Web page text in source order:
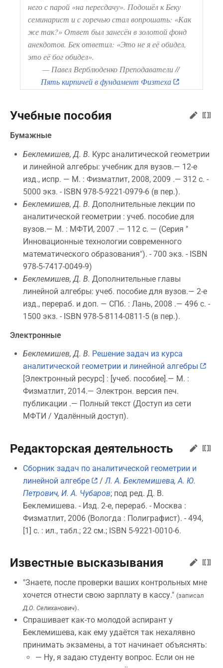
него с парой «на пересдачу». Подошёл к Беку
семинарист и с горечью стал вопрошать: «Как
же так?» Ответ был занесён в золотой фонд
анекдотов. Бек ответил: «Это не я её обидел,
это её бог обидел».
—Павел Верблюденко Преподаватели //
Пять кирпичей в фундамент Физтеха
Учебные пособия
Бумажные
Беклемишев, Д. В. Курс аналитической геометрии
и линейной алгебры: учебник для вузов.— 12-е
изд., испр. — М. : Физматлит, 2008, 2009 .— 312 с. -
5000 экз. - ISBN 978-5-9221-0979-6 (в пер.).
Беклемишев, Д. В. Дополнительные лекции по
аналитической геометрии : учеб. пособие для
вузов.— М. : МФТИ, 2007 .— 112 с. — (Серия "
Инновационные технологии современного
математического образования"). - 700 экз. - ISBN
978-5-7417-0049-9)
Беклемишев, Д. В. Дополнительные главы
линейной алгебры: учеб. пособие для вузов.— 2-е
изд., перераб. и доп. — СПб. : Лань, 2008 .— 496 с. -
1500 экз. - ISBN 978-5-8114-0811-5 (в пер.).
Электронные
Беклемишев, Д. В. Решение задач из курса
аналитической геометрии и линейной алгебры
[Электронный ресурс] : [учеб. пособие].— М. :
Физматлит, 2014.— Электрон. версия печ.
публикации .— Полный текст (Доступ из сети
МФТИ / Удалённый доступ).
Редакторская деятельность
Сборник задач по аналитической геометрии и
линейной алгебре
/ Л. А. Беклемишева, А. Ю.
Петрович, И. А. Чубаров; под ред. Д. В.
Беклемишева. - Изд. 2-е, перераб. - Москва :
Физматлит, 2006 (Вологда : Полиграфист). - 494,
[1] с. : ил., табл.; 22 см.; ISBN 5-9221-0010-6.
Известные высказывания
"Знаете, после проверки ваших контрольных мне
хочется отнести свою зарплату в кассу." (записал
Д.О. Селиханович).
Спрашивает как-то молодой аспирант у
Беклемишева, как ему удаётся так нехалявно
принимать экзамены, а тот начинает объяснять:
— Ну, я задаю студенту вопрос. Если он не